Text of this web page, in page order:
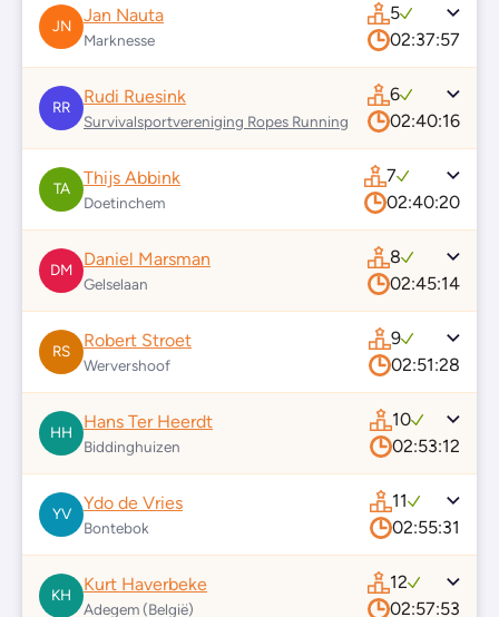
JN
Jan Nauta
Marknesse
5
02:37:57
RR
Rudi Ruesink
Survivalsportvereniging Ropes Running
6
02:40:16
TA
Thijs Abbink
Doetinchem
7
02:40:20
DM
Daniel Marsman
Gelselaan
8
02:45:14
RS
Robert Stroet
Wervershoof
9
02:51:28
HH
Hans Ter Heerdt
Biddinghuizen
10
02:53:12
YV
Ydo de Vries
Bontebok
11
02:55:31
KH
Kurt Haverbeke
Adegem (België)
12
02:57:53